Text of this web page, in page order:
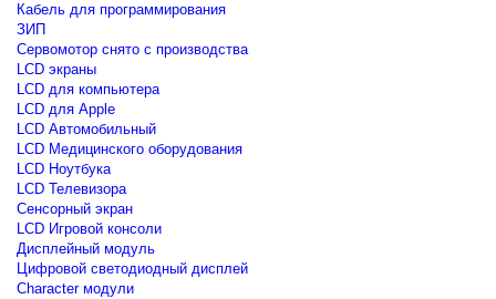
Кабель для программирования
ЗИП
Сервомотор снято с производства
LCD экраны
LCD для компьютера
LCD для Apple
LCD Автомобильный
LCD Медицинского оборудования
LCD Ноутбука
LCD Телевизора
Сенсорный экран
LCD Игровой консоли
Дисплейный модуль
Цифровой светодиодный дисплей
Сharacter модули